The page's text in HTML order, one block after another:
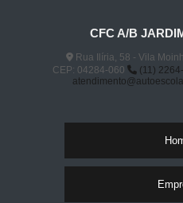
CFC A/B
Rua Ilíria, 58 - Vila
CEP: 04284-060
(11)